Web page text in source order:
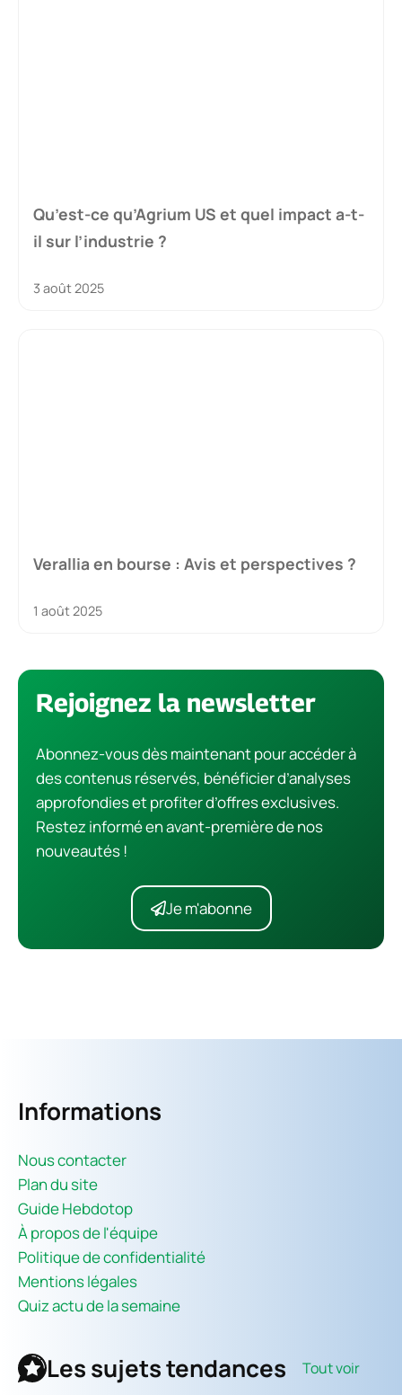
Qu’est-ce qu’Agrium US et quel impact a-t-
il sur l’industrie ?
3 août 2025
Verallia en bourse : Avis et perspectives ?
1 août 2025
Rejoignez la newsletter
Abonnez-vous dès maintenant pour accéder à
des contenus réservés, bénéficier d’analyses
approfondies et profiter d’offres exclusives.
Restez informé en avant-première de nos
nouveautés !
Je m'abonne
Informations
Nous contacter
Plan du site
Guide Hebdotop
À propos de l'équipe
Politique de confidentialité
Mentions légales
Quiz actu de la semaine
Les sujets tendances Tout voir